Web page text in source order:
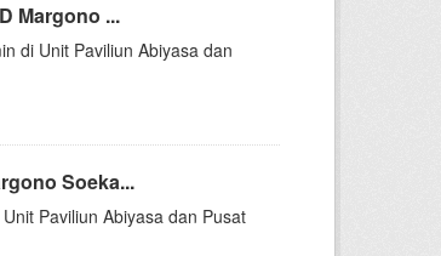
Margono ...
di Unit Paviliun Abiyasa dan
Soeka...
Paviliun Abiyasa dan Pusat